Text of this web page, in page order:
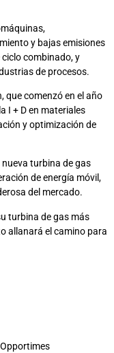
y bajas emisiones
combinado, y
de procesos.
que comenzó en el año
I + D en materiales
y optimización de
turbina de gas
de energía móvil,
del mercado.
turbina de gas más
allanará el camino para